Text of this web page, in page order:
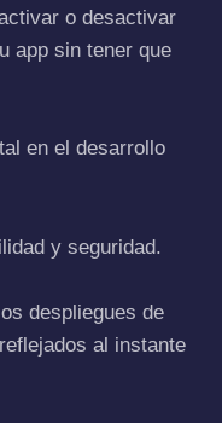
o desactivar
app sin tener que
en el desarrollo
y seguridad.
despliegues de
al instante